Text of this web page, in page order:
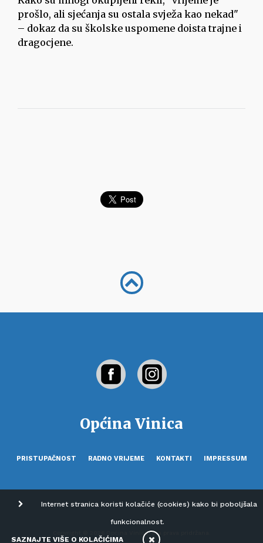
prošlo, ali sjećanja su ostala svježa kao nekad"
– dokaz da su školske uspomene doista trajne i
dragocjene.
Općina Vinica
PRISTUPAČNOST RADNO VRIJEME KONTAKTI IMPRESSUM
Copyright © 2026 Općina Vinica. Sva prava pridržana.
Internet stranica koristi kolačiće (cookies) kako bi poboljšala
funkcionalnost.
SAZNAJTE VIŠE O KOLAČIĆIMA